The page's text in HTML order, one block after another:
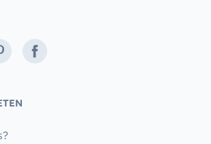
Facebook